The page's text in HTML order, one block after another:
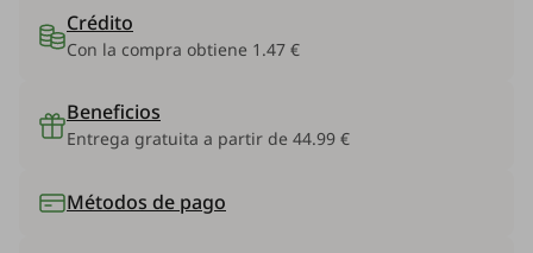
Crédito
Con la compra obtiene 1.47 €
Beneficios
Entrega gratuita a partir de 44.99 €
Métodos de pago